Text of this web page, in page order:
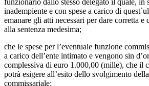
inadempiente e con spese a carico di
emanare gli atti necessari per dare corretta e
alla sentenza medesima;
che le spese per l’eventuale funzione
a carico dell’ente intimato e vengono sin
complessiva di euro 1.000,00 (mille), che il
potrà esigere all’esito dello svolgimento
commissariale;